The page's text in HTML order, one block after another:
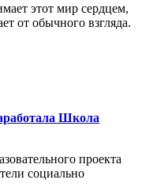
этот мир сердцем,
от обычного взгляда.
Школа
проекта
социально